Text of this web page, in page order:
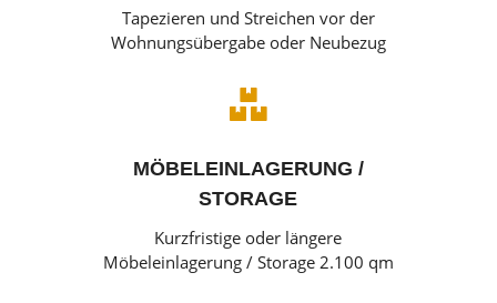
Tapezieren und Streichen vor der
Wohnungsübergabe oder Neubezug

MÖBELEINLAGERUNG /
STORAGE
Kurzfristige oder längere
Möbeleinlagerung / Storage 2.100 qm